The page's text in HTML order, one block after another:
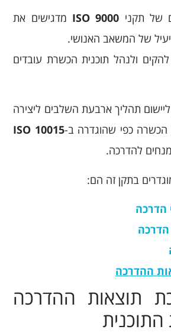
של תקני ISO 9000 מדגישים את
של המשאב האנושי.
ולנהל תוכנית הכשרת עובדים
תהליך ארבעת השלבים ליצירה
כפי שהוגדרה ב-ISO 10015
מנחים להדרכה.
בתקן זה הם:
הדרכה
הדרכה
ההדרכה
תוצאות ההדרכה
התוכנית